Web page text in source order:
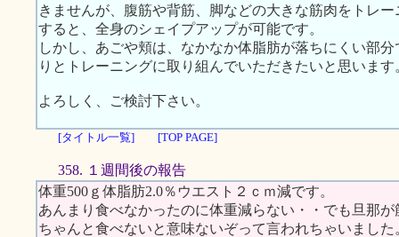
きませんが、腹筋や背筋、脚などの大きな筋肉をトレ
すると、全身のシェイプアップが可能です。
しかし、あごや頬は、なかなか体脂肪が落ちにくい部
りとトレーニングに取り組んでいただきたいと思います
よろしく、ご検討下さい。
[タイトル一覧] [TOP PAGE]
358. １週間後の報告
体重500ｇ体脂肪2.0％ウエスト２ｃｍ減です。
あんまり食べなかったのに体重減らない・・でも旦那
ちゃんと食べないと意味ないぞって言われちゃいまし